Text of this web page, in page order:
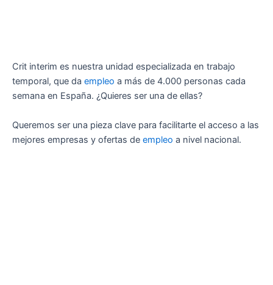
Crit interim es nuestra unidad especializada en trabajo
temporal, que da empleo a más de 4.000 personas cada
semana en España. ¿Quieres ser una de ellas?
Queremos ser una pieza clave para facilitarte el acceso a las
mejores empresas y ofertas de empleo a nivel nacional.